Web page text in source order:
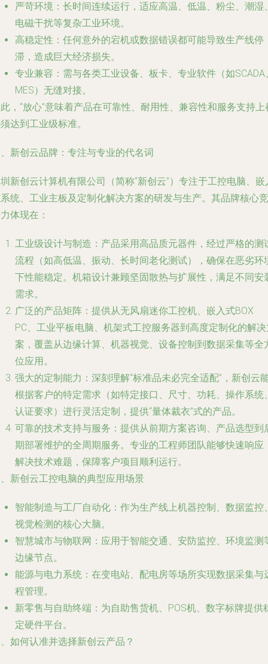
严苛环境 ：长时间连续运行，适应高温、低温、粉尘、潮湿
电磁干扰等复杂工业环境。
高稳定性 ：任何意外的宕机或数据错误都可能导致生产线停
滞，造成巨大经济损失。
专业兼容 ：需与各类工业设备、板卡、专业软件（如SCADA
MES）无缝对接。
，“放心”意味着产品在可靠性、耐用性、兼容性和服务支持上
达到工业级标准。
新创云品牌：专注与专业的代名词
新创云计算机有限公司（简称“新创云”）专注于工控电脑、嵌
统、工业主板及定制化解决方案的研发与生产。其品牌核心竞
体现在：
工业级设计与制造 ：产品采用高品质元器件，经过严格的测
流程（如高低温、振动、长时间老化测试），确保在恶劣环
下性能稳定。机箱设计兼顾坚固散热与扩展性，满足不同安
需求。
广泛的产品矩阵 ：提供从无风扇迷你工控机、嵌入式BOX
PC、工业平板电脑、机架式工控服务器到高度定制化的解
案，覆盖从边缘计算、机器视觉、设备控制到数据采集等全
位应用。
强大的定制能力 ：深刻理解“标准品未必完全适配”，新创云
根据客户的特定需求（如特定接口、尺寸、功耗、操作系统
认证要求）进行灵活定制，提供“量体裁衣”式的产品。
可靠的技术支持与服务 ：提供从前期方案咨询、产品选型到
期部署维护的全周期服务。专业的工程师团队能够快速响应
解决技术难题，保障客户项目顺利运行。
新创云工控电脑的典型应用场景
智能制造与工厂自动化 ：作为生产线上机器控制、数据监控
视觉检测的核心大脑。
智慧城市与物联网 ：应用于智能交通、安防监控、环境监测
边缘节点。
能源与电力系统 ：在变电站、配电房等场所实现数据采集与
程管理。
新零售与自助终端 ：为自助售货机、POS机、数字标牌提供
定硬件平台。
如何认准并选择新创云产品？